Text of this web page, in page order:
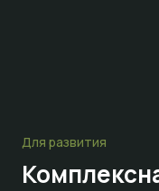
Для развития